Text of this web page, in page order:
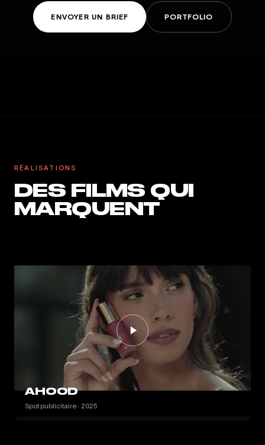
ENVOYER UN BRIEF PORTFOLIO
RÉALISATIONS
DES FILMS QUI
MARQUENT
AHOOD
Spot publicitaire · 2025